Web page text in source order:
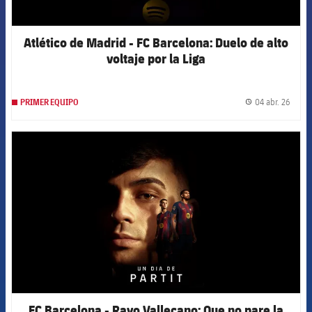
Atlético de Madrid - FC Barcelona: Duelo de alto
voltaje por la Liga
PRIMER EQUIPO 04 abr. 26